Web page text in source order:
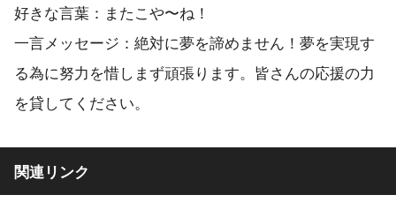
好きな言葉：またこや〜ね！
一言メッセージ：絶対に夢を諦めません！夢を実現す
る為に努力を惜しまず頑張ります。皆さんの応援の力
を貸してください。
関連リンク